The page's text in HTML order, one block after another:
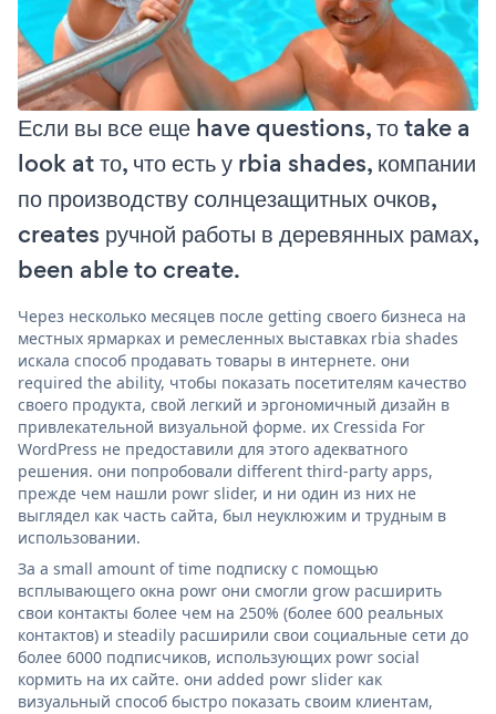
Если вы все еще have questions, то take a
look at то, что есть у rbia shades, компании
по производству солнцезащитных очков,
creates ручной работы в деревянных рамах,
been able to create.
Через несколько месяцев после getting своего бизнеса на
местных ярмарках и ремесленных выставках rbia shades
искала способ продавать товары в интернете. они
required the ability, чтобы показать посетителям качество
своего продукта, свой легкий и эргономичный дизайн в
привлекательной визуальной форме. их Cressida For
WordPress не предоставили для этого адекватного
решения. они попробовали different third-party apps,
прежде чем нашли powr slider, и ни один из них не
выглядел как часть сайта, был неуклюжим и трудным в
использовании.
За a small amount of time подписку с помощью
всплывающего окна powr они смогли grow расширить
свои контакты более чем на 250% (более 600 реальных
контактов) и steadily расширили свои социальные сети до
более 6000 подписчиков, использующих powr social
кормить на их сайте. они added powr slider как
визуальный способ быстро показать своим клиентам,